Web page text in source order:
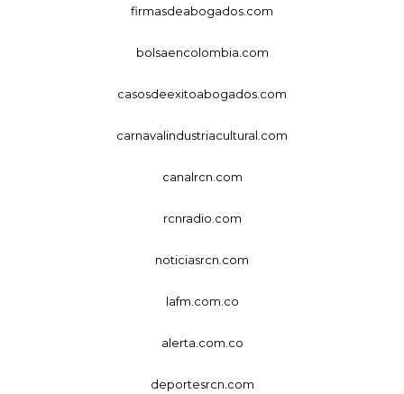
firmasdeabogados.com
bolsaencolombia.com
casosdeexitoabogados.com
carnavalindustriacultural.com
canalrcn.com
rcnradio.com
noticiasrcn.com
lafm.com.co
alerta.com.co
deportesrcn.com